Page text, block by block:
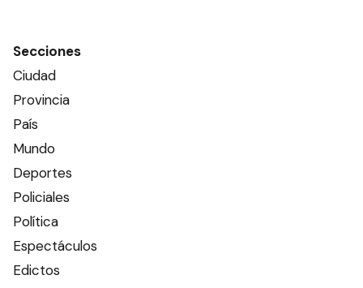
Secciones
Ciudad
Provincia
País
Mundo
Deportes
Policiales
Política
Espectáculos
Edictos